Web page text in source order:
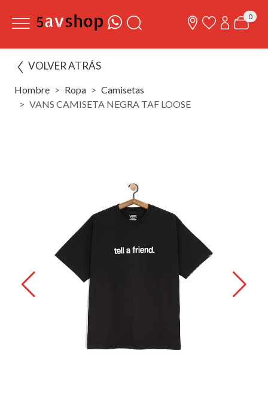
0
VOLVER ATRÁS
Hombre Ropa
Camisetas
VANS CAMISETA NEGRA TAF LOOSE